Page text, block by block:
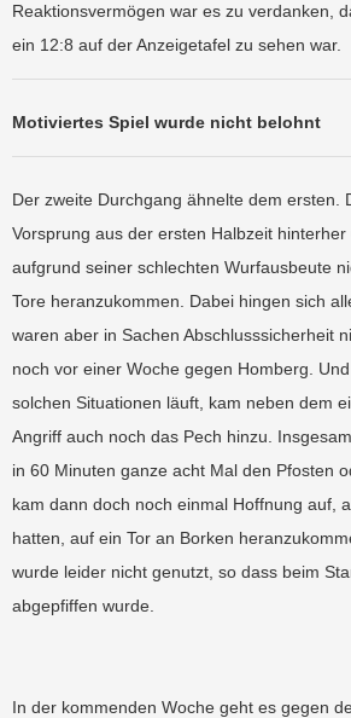
Reaktionsvermögen war es zu verdanken,
ein 12:8 auf der Anzeigetafel zu sehen war.
Motiviertes Spiel wurde nicht belohnt
Der zweite Durchgang ähnelte dem ersten.
Vorsprung aus der ersten Halbzeit
aufgrund seiner schlechten Wurfausbeute
Tore heranzukommen. Dabei hingen sich
waren aber in Sachen Abschlusssicherheit
noch vor einer Woche gegen Homberg.
solchen Situationen läuft, kam neben dem
Angriff auch noch das Pech hinzu.
in 60 Minuten ganze acht Mal den Pfosten
kam dann doch noch einmal Hoffnung auf,
hatten, auf ein Tor an Borken
wurde leider nicht genutzt, so dass beim
abgepfiffen wurde.
In der kommenden Woche geht es gegen